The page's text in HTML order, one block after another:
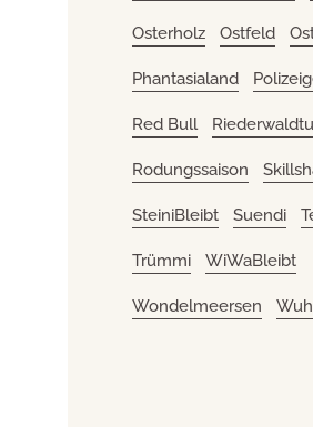
Osterholz Ostfeld
Phantasialand
Red Bull
Rodungssaison
SteiniBleibt Suendi
Trümmi WiWaBleibt
Wondelmeersen